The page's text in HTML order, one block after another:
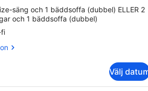
säng och 1 bäddsoffa (dubbel) ELLER 2
och 1 bäddsoffa (dubbel)
fi
Välj